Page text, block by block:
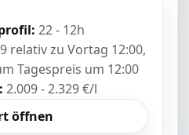
22 - 12h
relativ zu Vortag 12:00,
Tagespreis um 12:00
2.009 - 2.329 €/l
öffnen